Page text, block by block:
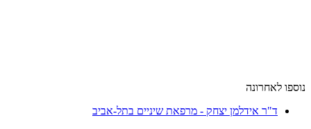
נוספו לאחרונה
ד"ר אידלמן יצחק - מרפאת שיניים בתל-אביב